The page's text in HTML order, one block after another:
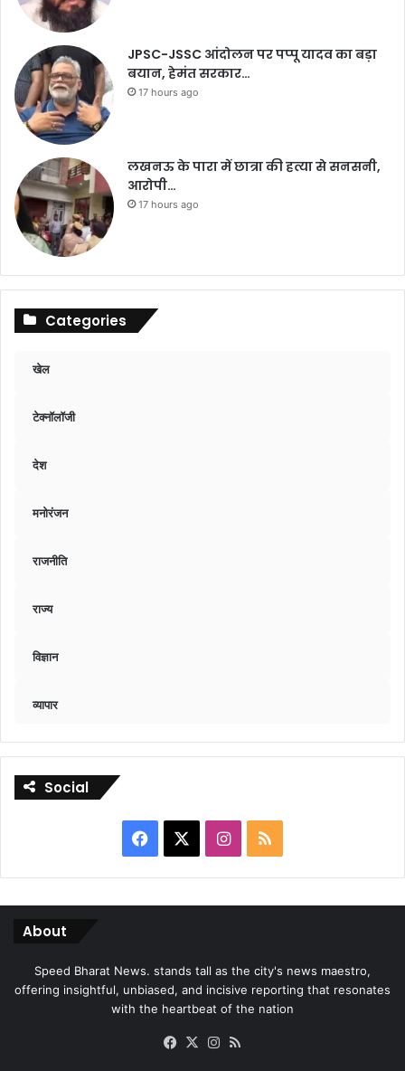
JPSC-JSSC आंदोलन पर पप्पू यादव का बड़ा
बयान, हेमंत सरकार…
17 hours ago
लखनऊ के पारा में छात्रा की हत्या से सनसनी,
आरोपी…
17 hours ago
Categories
खेल
टेक्नॉलॉजी
देश
मनोरंजन
राजनीति
राज्य
विज्ञान
व्यापार
Social
Facebook Instagram
RSS
About
Speed Bharat News. stands tall as the city's news maestro,
offering insightful, unbiased, and incisive reporting that resonates
with the heartbeat of the nation
Facebook
X Instagram